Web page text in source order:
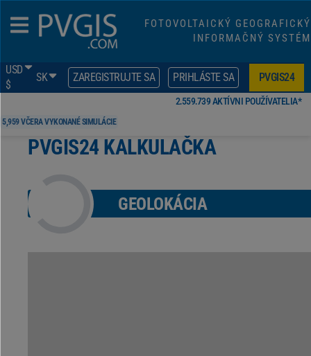
FOTOVOLTAICKÝ GEOGRAFICKÝ
INFORMAČNÝ SYSTÉM
USD
$
SK ZAREGISTRUJTE SA PRIHLÁSTE SA PVGIS24
2,559,739 AKTÍVNI POUŽÍVATELIA*
5,959 VČERA VYKONANÉ SIMULÁCIE
PVGIS24 KALKULAČKA
GEOLOKÁCIA